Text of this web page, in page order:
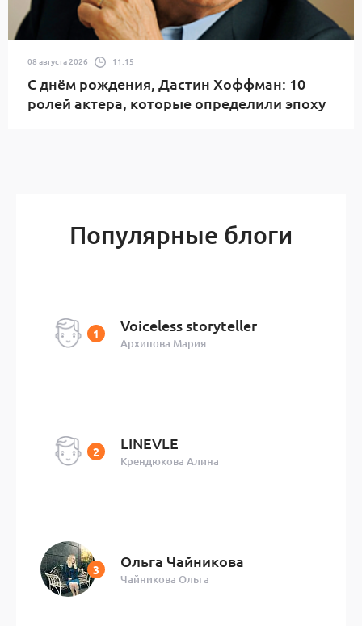
08 августа 2026 11:15
С днём рождения, Дастин Хоффман: 10
ролей актера, которые определили эпоху
Популярные блоги
Voiceless storyteller
Архипова Мария
LINEVLE
Крендюкова Алина
Ольга Чайникова
Чайникова Ольга